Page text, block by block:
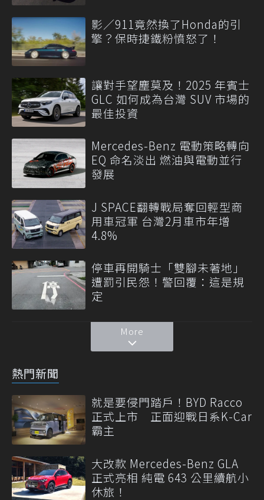
影／911竟然換了Honda的引
擎？保時捷鐵粉憤怒了！
讓對手望塵莫及！2025 年賓士
GLC 如何成為台灣 SUV 市場的
最佳投資
Mercedes-Benz 電動策略轉向
EQ 命名淡出 燃油與電動並行
發展
J SPACE翻轉戰局奪回輕型商
用車冠軍 台灣2月車市年增
4.8%
停車再開騎士「雙腳未著地」
遭罰引民怨！警回覆：這是規
定
More
熱門新聞
就是要侵門踏戶！BYD Racco
正式上市 正面迎戰日系K-Car
霸主
大改款 Mercedes-Benz GLA
正式亮相 純電 643 公里續航小
休旅！